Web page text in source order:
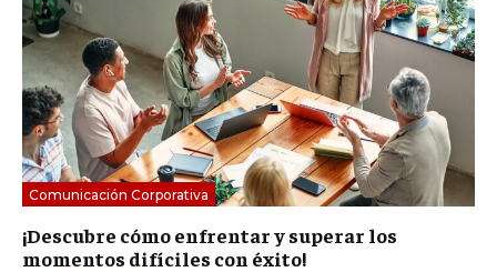
Comunicación Corporativa
¡Descubre cómo enfrentar y superar los
momentos difíciles con éxito!